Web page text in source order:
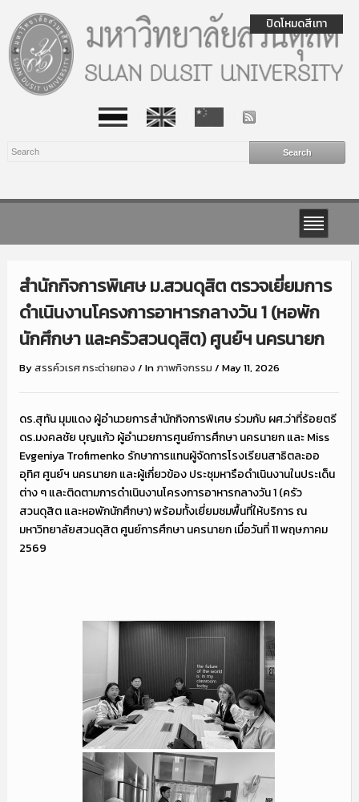
สำนักกิจการพิเศษ ม.สวนดุสิต ตรวจเยี่ยมการ
ดำเนินงานโครงการอาหารกลางวัน 1 (หอพัก
นักศึกษา และครัวสวนดุสิต) ศูนย์ฯ นครนายก
Byสรรค์วเรศ กระต่ายทอง / Inภาพกิจกรรม / May 11, 2026
ดร.สุทัน มุมแดง ผู้อำนวยการสำนักกิจการพิเศษ ร่วมกับ ผศ.ว่าที่ร้อยตรี
ดร.มงคลชัย บุญแก้ว ผู้อำนวยการศูนย์การศึกษา นครนายก และ Miss
Evgeniya Trofimenko รักษาการแทนผู้จัดการโรงเรียนสาธิตละออ
อุทิศ ศูนย์ฯ นครนายก และผู้เกี่ยวข้อง ประชุมหารือดำเนินงานในประเด็น
ต่าง ๆ และติดตามการดำเนินงานโครงการอาหารกลางวัน 1 (ครัว
สวนดุสิต และหอพักนักศึกษา) พร้อมทั้งเยี่ยมชมพื้นที่ให้บริการ ณ
มหาวิทยาลัยสวนดุสิต ศูนย์การศึกษา นครนายก เมื่อวันที่ 11 พฤษภาคม
2569
ปิดโหมดสีเทา